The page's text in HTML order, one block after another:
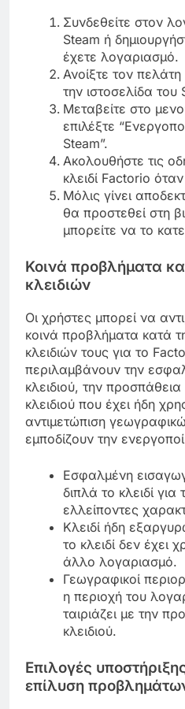
Συνδεθείτε στον
Steam ή
έχετε λογαριασμό.
Ανοίξτε τον
την ιστοσελίδα του
Μεταβείτε στο
επιλέξτε
Steam”.
Ακολουθήστε τις
κλειδί Factorio
Μόλις γίνει
θα προστεθεί στη
μπορείτε να το
Κοινά προβλήματα
κλειδιών
Οι χρήστες μπορεί να
κοινά προβλήματα κατά
κλειδιών τους για το
περιλαμβάνουν την
κλειδιού, την
κλειδιού που έχει ήδη
αντιμετώπιση
εμποδίζουν την
Εσφαλμένη
διπλά το κλειδί
ελλείποντες
Κλειδί ήδη
το κλειδί δεν έχει
άλλο λογαριασμό.
Γεωγραφικοί
η περιοχή του
ταιριάζει με την
κλειδιού.
Επιλογές
επίλυση